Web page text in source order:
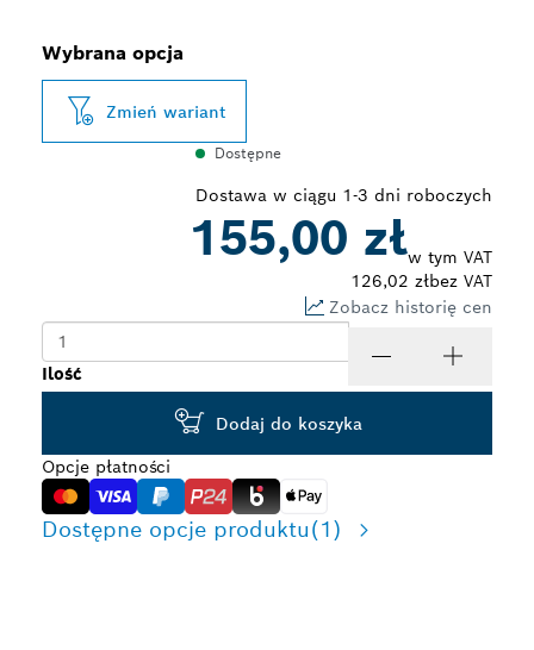
Wybrana opcja
Zmień wariant
Dostępne
Dostawa w ciągu 1-3 dni roboczych
155,00 złw tym VAT
126,02 złbez VAT
Zobacz historię cen
Ilość
Dodaj do koszyka
Opcje płatności
Dostępne opcje produktu(1)